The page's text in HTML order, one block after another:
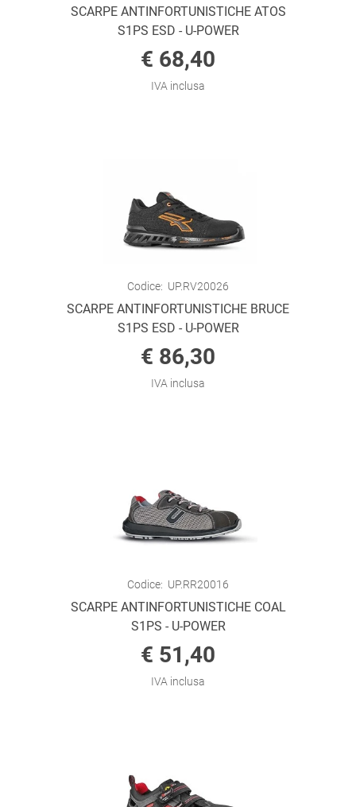
SCARPE ANTINFORTUNISTICHE ATOS
S1PS ESD - U-POWER
€ 68,40
IVA inclusa
Codice: UP.RV20026
SCARPE ANTINFORTUNISTICHE BRUCE
S1PS ESD - U-POWER
€ 86,30
IVA inclusa
Codice: UP.RR20016
SCARPE ANTINFORTUNISTICHE COAL
S1PS - U-POWER
€ 51,40
IVA inclusa